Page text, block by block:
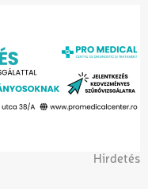
Hirdetés